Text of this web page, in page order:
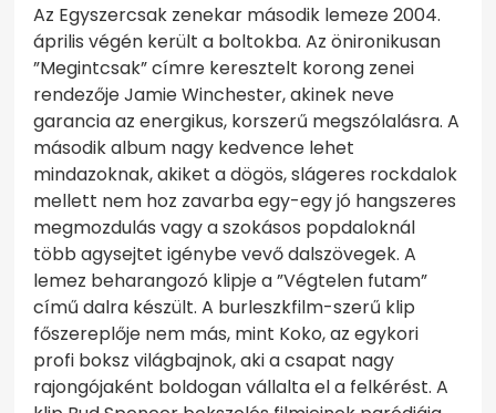
Az Egyszercsak zenekar második lemeze 2004.
április végén került a boltokba. Az önironikusan
”Megintcsak” címre keresztelt korong zenei
rendezője Jamie Winchester, akinek neve
garancia az energikus, korszerű megszólalásra. A
második album nagy kedvence lehet
mindazoknak, akiket a dögös, slágeres rockdalok
mellett nem hoz zavarba egy-egy jó hangszeres
megmozdulás vagy a szokásos popdaloknál
több agysejtet igénybe vevő dalszövegek. A
lemez beharangozó klipje a ”Végtelen futam”
című dalra készült. A burleszkfilm-szerű klip
főszereplője nem más, mint Koko, az egykori
profi boksz világbajnok, aki a csapat nagy
rajongójaként boldogan vállalta el a felkérést. A